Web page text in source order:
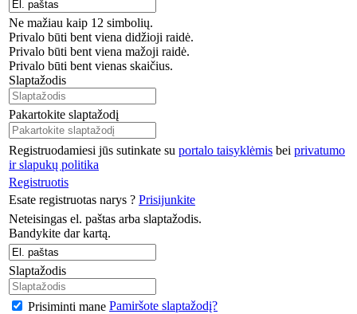
Ne mažiau kaip 12 simbolių.
Privalo būti bent viena didžioji raidė.
Privalo būti bent viena mažoji raidė.
Privalo būti bent vienas skaičius.
Slaptažodis
Pakartokite slaptažodį
Registruodamiesi jūs sutinkate su portalo taisyklėmis bei privatumo
ir slapukų politika
Registruotis
Esate registruotas narys ? Prisijunkite
Neteisingas el. paštas arba slaptažodis.
Bandykite dar kartą.
Slaptažodis
Prisiminti mane Pamiršote slaptažodį?